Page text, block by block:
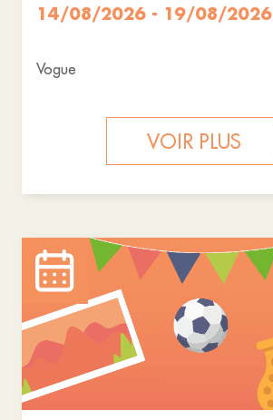
14/08/2026 - 19/08/2026
Vogue
VOIR PLUS